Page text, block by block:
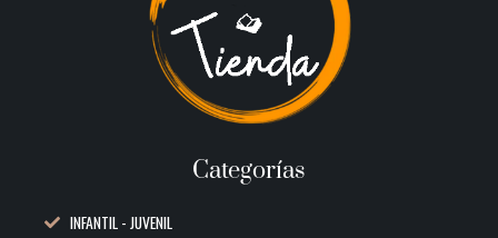
Categorías
INFANTIL - JUVENIL